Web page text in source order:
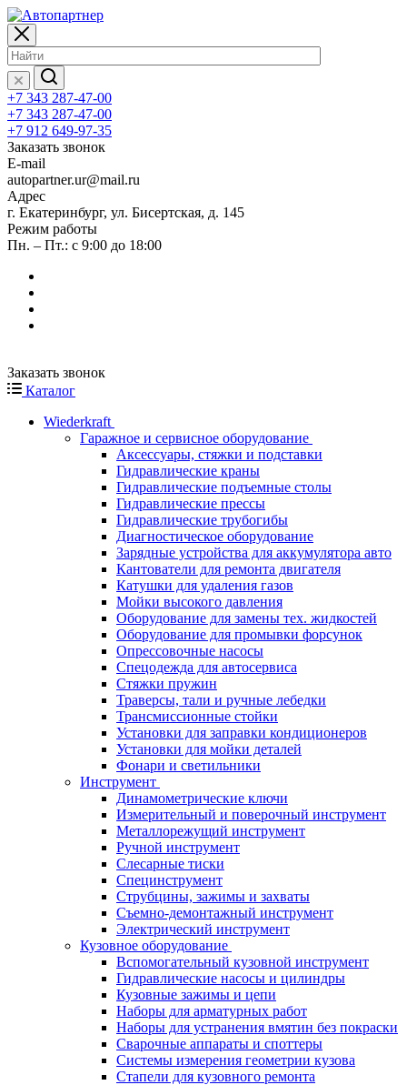
+7 343 287-47-00
+7 343 287-47-00
+7 912 649-97-35
Заказать звонок
E-mail
autopartner.ur@mail.ru
Адрес
г. Екатеринбург, ул. Бисертская, д. 145
Режим работы
Пн. – Пт.: с 9:00 до 18:00
Заказать звонок
Каталог
Wiederkraft
Гаражное и сервисное оборудование
Аксессуары, стяжки и подставки
Гидравлические краны
Гидравлические подъемные столы
Гидравлические прессы
Гидравлические трубогибы
Диагностическое оборудование
Зарядные устройства для аккумулятора авто
Кантователи для ремонта двигателя
Катушки для удаления газов
Мойки высокого давления
Оборудование для замены тех. жидкостей
Оборудование для промывки форсунок
Опрессовочные насосы
Спецодежда для автосервиса
Стяжки пружин
Траверсы, тали и ручные лебедки
Трансмиссионные стойки
Установки для заправки кондиционеров
Установки для мойки деталей
Фонари и светильники
Инструмент
Динамометрические ключи
Измерительный и поверочный инструмент
Металлорежущий инструмент
Ручной инструмент
Слесарные тиски
Специнструмент
Струбцины, зажимы и захваты
Съемно-демонтажный инструмент
Электрический инструмент
Кузовное оборудование
Вспомогательный кузовной инструмент
Гидравлические насосы и цилиндры
Кузовные зажимы и цепи
Наборы для арматурных работ
Наборы для устранения вмятин без покраски
Сварочные аппараты и споттеры
Системы измерения геометрии кузова
Стапели для кузовного ремонта